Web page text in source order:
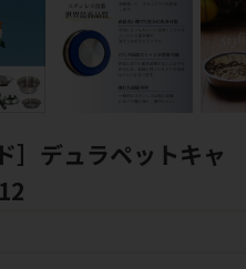
］デュラペットキャ